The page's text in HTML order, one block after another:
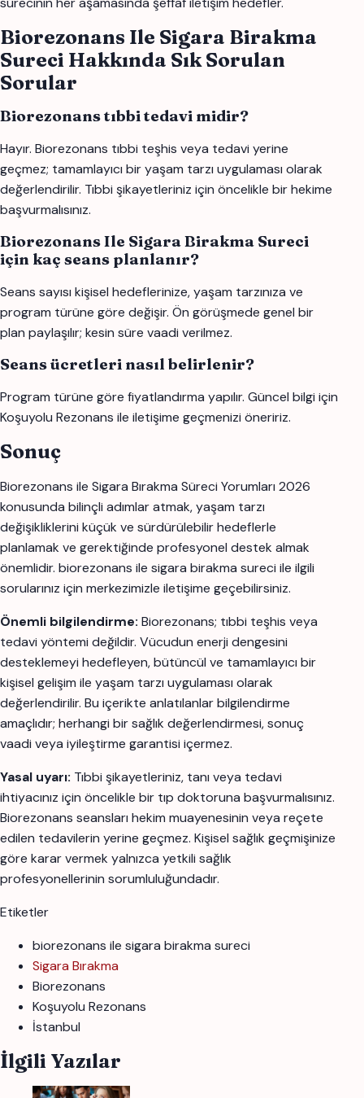
Biorezonans Ile Sigara Birakma
Sureci Hakkında Sık Sorulan
Sorular
Biorezonans tıbbi tedavi midir?
Hayır. Biorezonans tıbbi teşhis veya tedavi yerine
geçmez; tamamlayıcı bir yaşam tarzı uygulaması olarak
değerlendirilir. Tıbbi şikayetleriniz için öncelikle bir hekime
başvurmalısınız.
Biorezonans Ile Sigara Birakma Sureci
için kaç seans planlanır?
Seans sayısı kişisel hedeflerinize, yaşam tarzınıza ve
program türüne göre değişir. Ön görüşmede genel bir
plan paylaşılır; kesin süre vaadi verilmez.
Seans ücretleri nasıl belirlenir?
Program türüne göre fiyatlandırma yapılır. Güncel bilgi için
Koşuyolu Rezonans ile iletişime geçmenizi öneririz.
Sonuç
Biorezonans ile Sigara Bırakma Süreci Yorumları 2026
konusunda bilinçli adımlar atmak, yaşam tarzı
değişikliklerini küçük ve sürdürülebilir hedeflerle
planlamak ve gerektiğinde profesyonel destek almak
önemlidir. biorezonans ile sigara birakma sureci ile ilgili
sorularınız için merkezimizle iletişime geçebilirsiniz.
Önemli bilgilendirme: Biorezonans; tıbbi teşhis veya
tedavi yöntemi değildir. Vücudun enerji dengesini
desteklemeyi hedefleyen, bütüncül ve tamamlayıcı bir
kişisel gelişim ile yaşam tarzı uygulaması olarak
değerlendirilir. Bu içerikte anlatılanlar bilgilendirme
amaçlıdır; herhangi bir sağlık değerlendirmesi, sonuç
vaadi veya iyileştirme garantisi içermez.
Yasal uyarı: Tıbbi şikayetleriniz, tanı veya tedavi
ihtiyacınız için öncelikle bir tıp doktoruna başvurmalısınız.
Biorezonans seansları hekim muayenesinin veya reçete
edilen tedavilerin yerine geçmez. Kişisel sağlık geçmişinize
göre karar vermek yalnızca yetkili sağlık
profesyonellerinin sorumluluğundadır.
Etiketler
biorezonans ile sigara birakma sureci
Sigara Bırakma
Biorezonans
Koşuyolu Rezonans
İstanbul
İlgili Yazılar